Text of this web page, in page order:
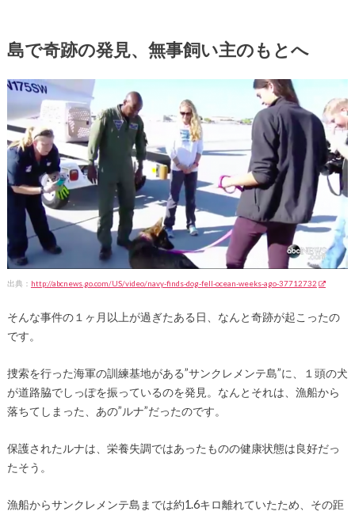
島で奇跡の発見、無事飼い主のもとへ
出典： http://abcnews.go.com/US/video/navy-finds-dog-fell-ocean-weeks-ago-37712732
そんな事件の１ヶ月以上が過ぎたある日、なんと奇跡が起こったの
です。
捜索を行った海軍の訓練基地がある”サンクレメンテ島”に、１頭の犬
が道路脇でしっぽを振っているのを発見。なんとそれは、漁船から
落ちてしまった、あの”ルナ”だったのです。
保護されたルナは、栄養失調ではあったものの健康状態は良好だっ
たそう。
漁船からサンクレメンテ島までは約1.6キロ離れていたため、その距